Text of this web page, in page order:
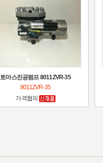
토마스진공펌프 8011ZVR-35
8011ZVR-35
가격협의